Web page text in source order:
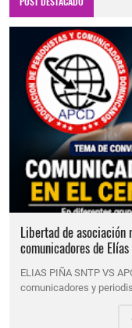
Libertad de asociación
comunicadores de
ELIAS PIÑA SNTP VS
comunicadores y